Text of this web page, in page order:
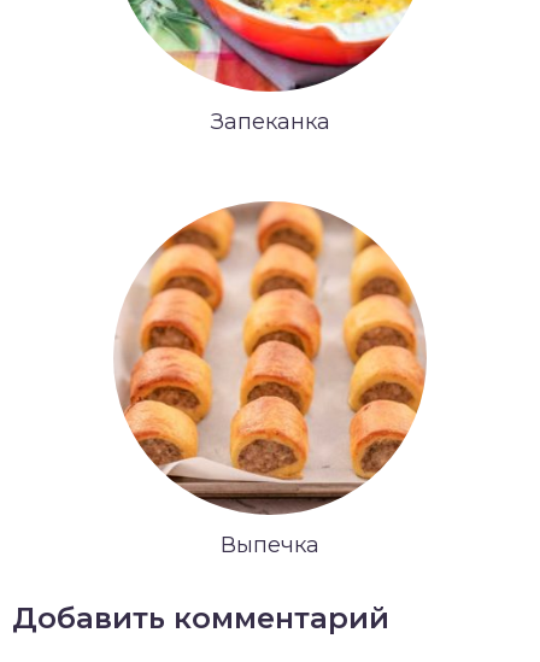
Запеканка
Выпечка
Добавить комментарий